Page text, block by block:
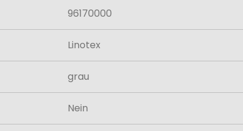
96170000
Linotex
grau
Nein